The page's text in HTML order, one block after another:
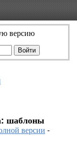
версию
шаблоны
версии -